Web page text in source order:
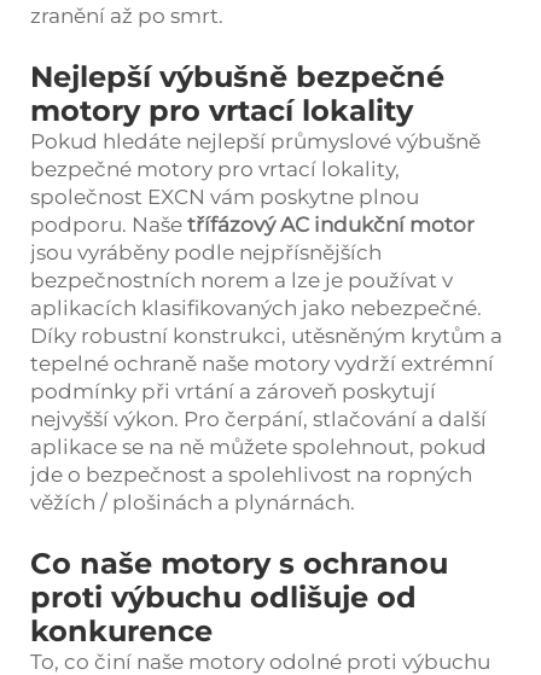
zranění až po smrt.
Nejlepší výbušně bezpečné
motory pro vrtací lokality
Pokud hledáte nejlepší průmyslové výbušně
bezpečné motory pro vrtací lokality,
společnost EXCN vám poskytne plnou
podporu. Naše třífázový AC indukční motor
jsou vyráběny podle nejpřísnějších
bezpečnostních norem a lze je používat v
aplikacích klasifikovaných jako nebezpečné.
Díky robustní konstrukci, utěsněným krytům a
tepelné ochraně naše motory vydrží extrémní
podmínky při vrtání a zároveň poskytují
nejvyšší výkon. Pro čerpání, stlačování a další
aplikace se na ně můžete spolehnout, pokud
jde o bezpečnost a spolehlivost na ropných
věžích / plošinách a plynárnách.
Co naše motory s ochranou
proti výbuchu odlišuje od
konkurence
To, co činí naše motory odolné proti výbuchu